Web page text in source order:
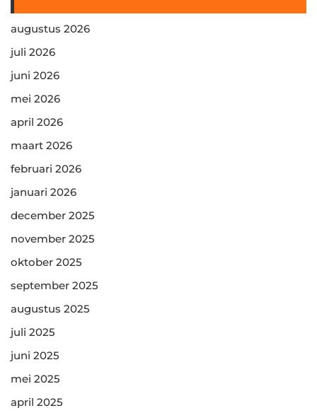
augustus 2026
juli 2026
juni 2026
mei 2026
april 2026
maart 2026
februari 2026
januari 2026
december 2025
november 2025
oktober 2025
september 2025
augustus 2025
juli 2025
juni 2025
mei 2025
april 2025